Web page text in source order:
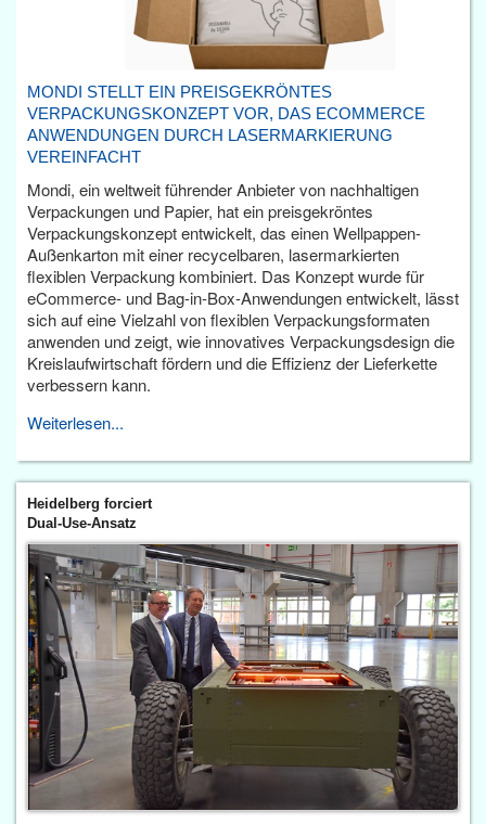
MONDI STELLT EIN PREISGEKRÖNTES
VERPACKUNGSKONZEPT VOR, DAS ECOMMERCE
ANWENDUNGEN DURCH LASERMARKIERUNG
VEREINFACHT
Mondi, ein weltweit führender Anbieter von nachhaltigen
Verpackungen und Papier, hat ein preisgekröntes
Verpackungskonzept entwickelt, das einen Wellpappen-
Außenkarton mit einer recycelbaren, lasermarkierten
flexiblen Verpackung kombiniert. Das Konzept wurde für
eCommerce- und Bag-in-Box-Anwendungen entwickelt, lässt
sich auf eine Vielzahl von flexiblen Verpackungsformaten
anwenden und zeigt, wie innovatives Verpackungsdesign die
Kreislaufwirtschaft fördern und die Effizienz der Lieferkette
verbessern kann.
Weiterlesen...
Heidelberg forciert
Dual-Use-Ansatz